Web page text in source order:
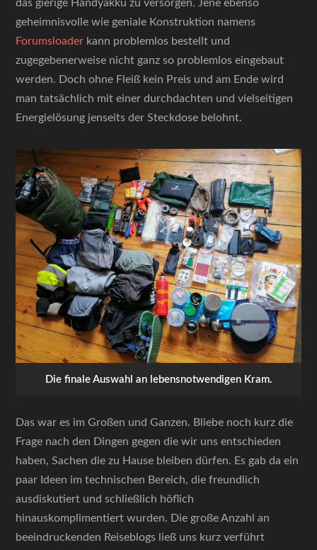
das gierige Handyakku zu versorgen. Jene ebenso
geheimnisvolle wie geniale Konstruktion namens
Forumsloader kann problemlos bestellt und
zugegebenerweise nicht ganz so problemlos eingebaut
werden. Doch ohne Fleiß kein Preis und am Ende wird
man tatsächlich mit einer durchdachten und vielseitigen
Energielösung jenseits der Steckdose belohnt.
Die finale Auswahl an lebensnotwendigen Kram.
Das war es im Großen und Ganzen. Bliebe noch kurz die
Frage nach den Dingen gegen die wir uns entschieden
haben, Sachen die zu Hause bleiben dürfen. Es gab da ein
paar Ideen im technischen Bereich, die freundlich
ausdiskutiert und schließlich höflich
hinauskomplimentiert wurden. Die große Anzahl an
beeindruckenden Reiseblogs ließ uns kurz verführt